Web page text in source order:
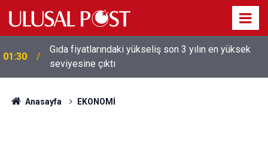
01:30
Gıda fiyatlarındaki yükseliş son 3 yılın en yüksek
seviyesine çıktı
01:26
Galatasaray'dan sekiz kişi hakkında savcılığa suç
duyurusu
Anasayfa EKONOMİ